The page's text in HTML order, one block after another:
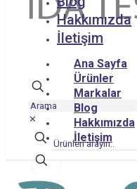
✕
Hakkımızda
İletişim
Ana Sayfa
Ürünler
Markalar
Blog
Hakkımızda
İletişim